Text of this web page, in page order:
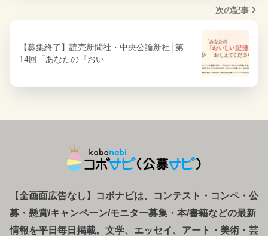
次の記事
【募集終了】読売新聞社・中央公論新社│第
14回「あなたの『おい…
【全画面広告なし】コボナビは、コンテスト・コンペ・ 公
募 ・ 懸賞/キャンペーン/モニター募集・本/書籍などの最新
情報を平日毎日掲載。文学、エッセイ、アート・美術・芸